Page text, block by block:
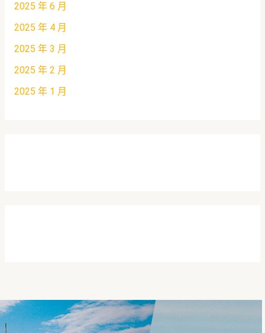
2025 年 6 月
2025 年 4 月
2025 年 3 月
2025 年 2 月
2025 年 1 月